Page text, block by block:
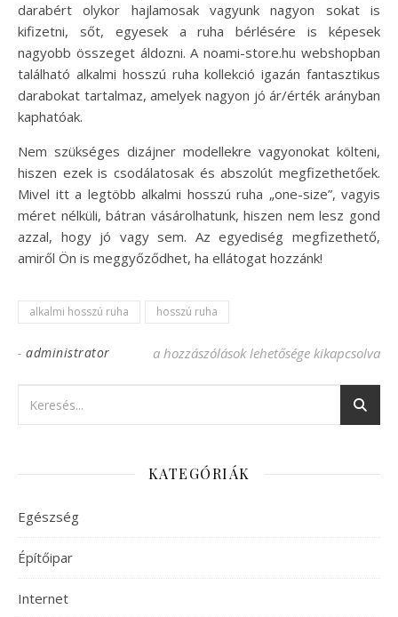
darabért olykor hajlamosak vagyunk nagyon sokat is
kifizetni, sőt, egyesek a ruha bérlésére is képesek
nagyobb összeget áldozni. A noami-store.hu webshopban
található alkalmi hosszú ruha kollekció igazán fantasztikus
darabokat tartalmaz, amelyek nagyon jó ár/érték arányban
kaphatóak.
Nem szükséges dizájner modellekre vagyonokat költeni,
hiszen ezek is csodálatosak és abszolút megfizethetőek.
Mivel itt a legtöbb alkalmi hosszú ruha „one-size”, vagyis
méret nélküli, bátran vásárolhatunk, hiszen nem lesz gond
azzal, hogy jó vagy sem. Az egyediség megfizethető,
amiről Ön is meggyőződhet, ha ellátogat hozzánk!
alkalmi hosszú ruha hosszú ruha
- administrator Alkalmi hosszú ruha nagyon jó áron
a hozzászólások lehetősége kikapcsolva
KATEGÓRIÁK
Egészség
Építőipar
Internet